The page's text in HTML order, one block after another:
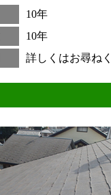
10年
10年
詳しくはお尋ね